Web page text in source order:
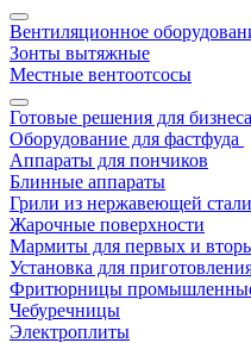
Вентиляционное
Зонты вытяжные
Местные вентоотсосы
Готовые решения для бизнеса
Оборудование для фастфуда
Аппараты для пончиков
Блинные аппараты
Грили из нержавеющей стали
Жарочные поверхности
Мармиты для первых и
Установка для
Фритюрницы
Чебуречницы
Электроплиты